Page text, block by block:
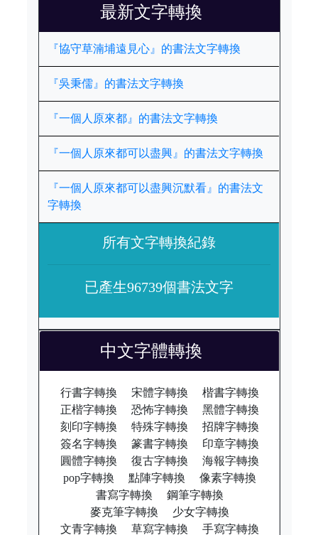
最新文字轉換
『協守草湳埔遠見心』的書法文字轉換
『吳秉儒』的書法文字轉換
『一個人原來都』的書法文字轉換
『一個人原來都可以盡興』的書法文字轉換
『一個人原來都可以盡興沉默看』的書法文
字轉換
所有文字轉換紀錄
已產生96739個書法文字
中文字體轉換
行書字轉換 宋體字轉換
楷書字轉換
正楷字轉換
恐怖字轉換
黑體字轉換
刻印字轉換
特殊字轉換
招牌字轉換
簽名字轉換
篆書字轉換
印章字轉換
圓體字轉換
復古字轉換
海報字轉換
pop字轉換
點陣字轉換
像素字轉換
書寫字轉換
鋼筆字轉換
麥克筆字轉換
少女字轉換
文青字轉換
草寫字轉換
手寫字轉換